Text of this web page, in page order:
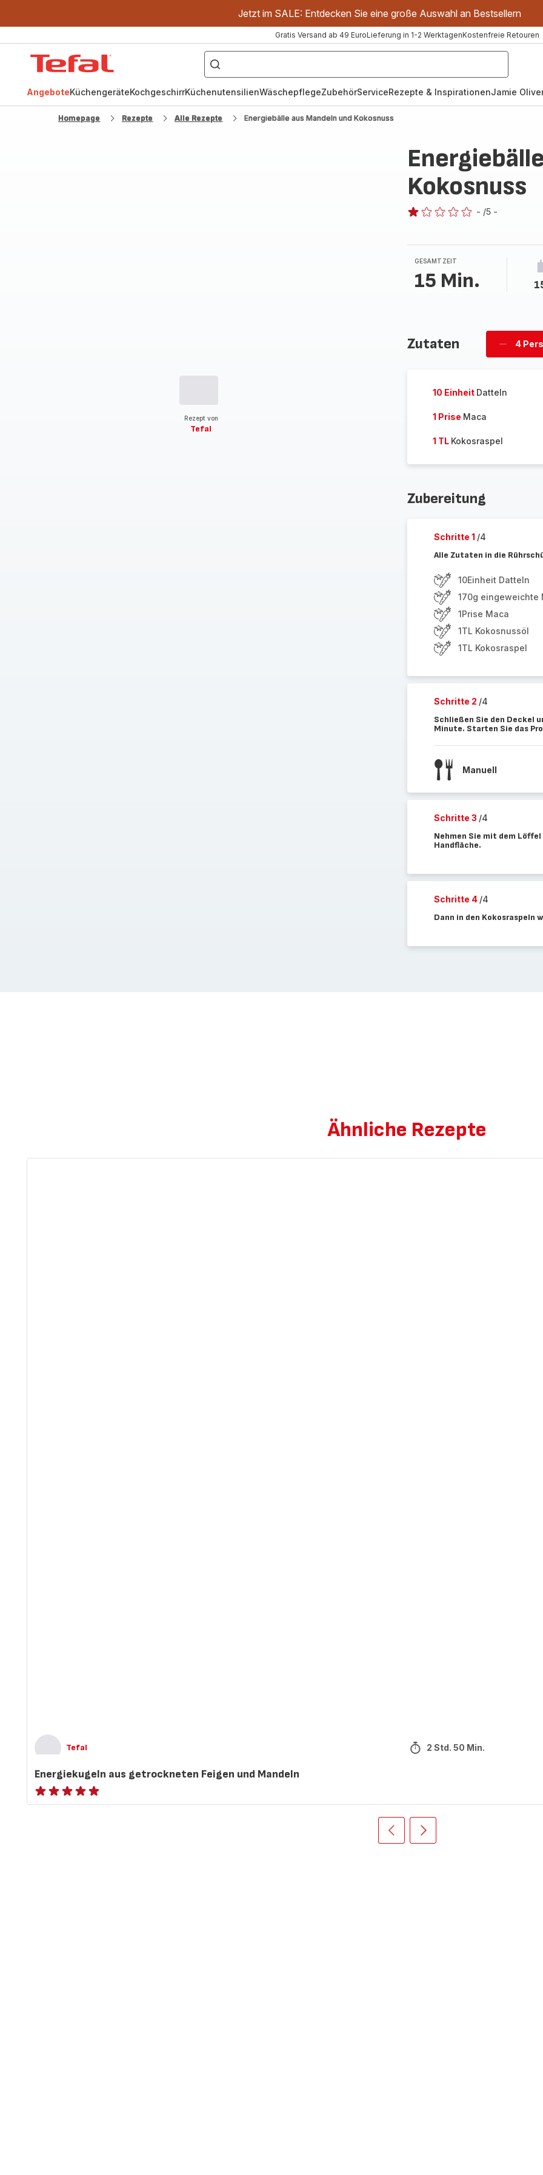
Jetzt im SALE: Entdecken Sie eine große Auswahl an Bestsellern
Gratis Versand ab 49 EuroLieferung in 1-2 WerktagenKostenfreie Retouren
["OptiGrill","Easy
Fry","Pfanne"]
AngeboteKüchengeräteKochgeschirrKüchenutensilienWäschepflegeZubehörServiceRezepte & InspirationenJamie
Homepage Rezepte Alle Rezepte Energiebälle aus Mandeln und Kokosnuss
Rezept von
Tefal
Kokosnuss
1
Stern
(Durchschnitt)
- /5 -
GESAMTZEIT
15 Min.
Zutaten
Personen
4
10 Einheit Datteln
1 Prise Maca
1 TL Kokosraspel
Zubereitung
Schritte 1 /4
Alle Zutaten in die
10Einheit Datteln
170g eingeweichte
1Prise Maca
1TL Kokosnussöl
1TL Kokosraspel
Schritte 2 /4
Schließen Sie den Deckel
Minute. Starten Sie das
Manuell
Schritte 3 /4
Nehmen Sie mit dem
Handfläche.
Schritte 4 /4
Dann in den Kokosraspeln
Ähnliche Rezepte
Tefal 2 Std. 50 Min.
Energiekugeln aus getrockneten Feigen und Mandeln
ratings.NaN
Vorherige
Recipe
Weiter
Recipe